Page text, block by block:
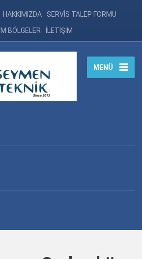
HAKKIMIZDA SERVİS TALEP FORMU
BÖLGELER İLETİŞİM
MENÜ